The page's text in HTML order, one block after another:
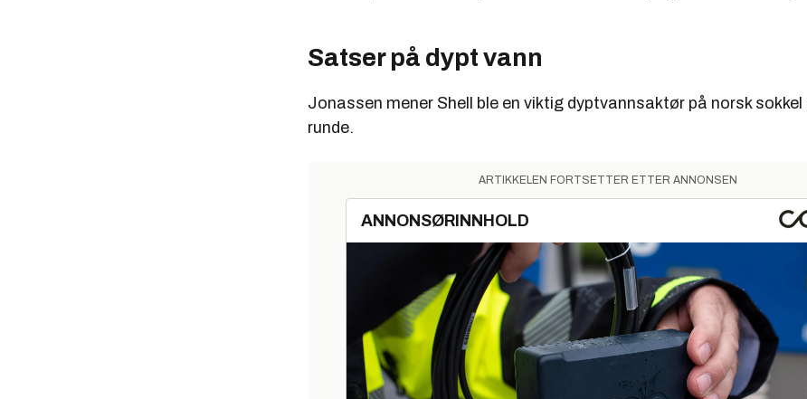
Satser på dypt vann
Jonassen mener Shell ble en viktig dyptvannsaktør på norsk sokkel
runde.
ARTIKKELEN FORTSETTER ETTER ANNONSEN
ANNONSØRINNHOLD